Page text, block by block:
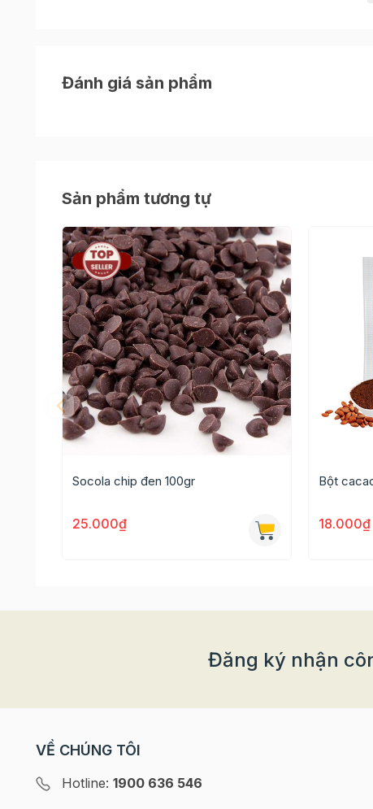
bị ung thư phổi và các bệnh ung thư khác.
- Sản phẩm siêu tốt cho sức khỏe, phù hợp
Đánh giá sản phẩm
Sản phẩm tương tự
Socola chip đen 100gr
25.000₫
Bột
18.000₫
Đăng ký nhận
VỀ CHÚNG TÔI
Hotline: 1900 636 546